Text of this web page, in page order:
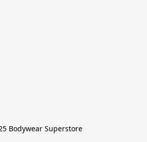
Bodywear Superstore